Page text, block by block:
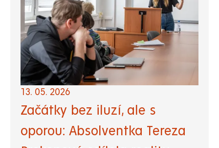
13. 05. 2026
Začátky bez iluzí, ale s
oporou: Absolventka Tereza